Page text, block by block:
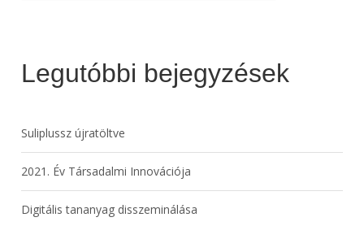
Legutóbbi bejegyzések
Suliplussz újratöltve
2021. Év Társadalmi Innovációja
Digitális tananyag disszeminálása